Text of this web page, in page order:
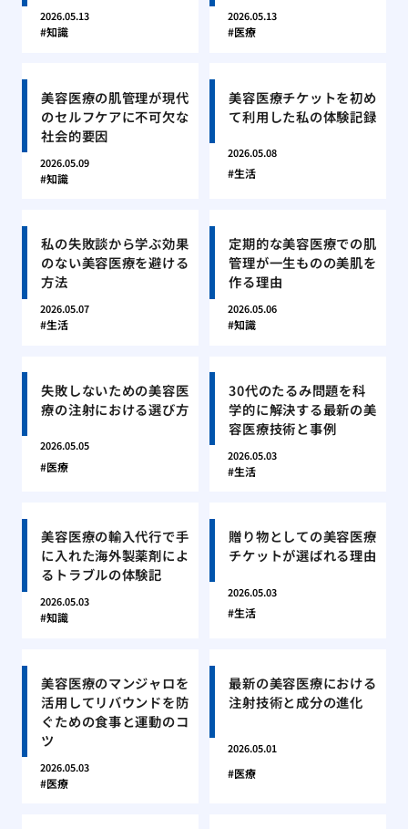
2026.05.13
知識
2026.05.13
医療
美容医療の肌管理が現代
のセルフケアに不可欠な
社会的要因
2026.05.09
知識
美容医療チケットを初め
て利用した私の体験記録
2026.05.08
生活
私の失敗談から学ぶ効果
のない美容医療を避ける
方法
2026.05.07
生活
定期的な美容医療での肌
管理が一生ものの美肌を
作る理由
2026.05.06
知識
失敗しないための美容医
療の注射における選び方
2026.05.05
医療
30代のたるみ問題を科
学的に解決する最新の美
容医療技術と事例
2026.05.03
生活
美容医療の輸入代行で手
に入れた海外製薬剤によ
るトラブルの体験記
2026.05.03
知識
贈り物としての美容医療
チケットが選ばれる理由
2026.05.03
生活
美容医療のマンジャロを
活用してリバウンドを防
ぐための食事と運動のコ
ツ
2026.05.03
医療
最新の美容医療における
注射技術と成分の進化
2026.05.01
医療